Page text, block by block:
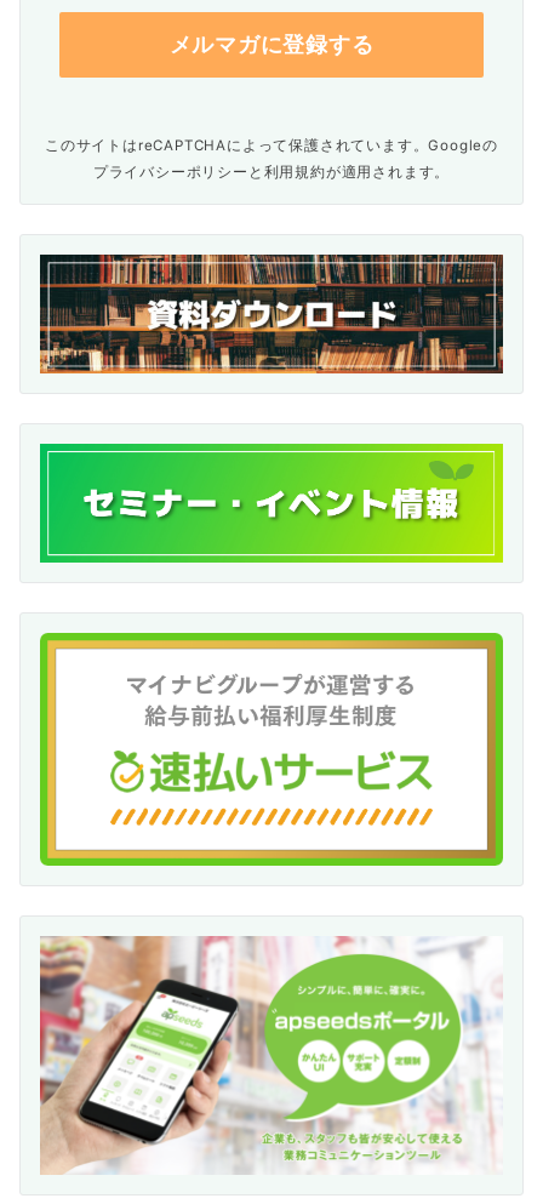
このサイトはreCAPTCHAによって保護されています。Googleの
プライバシーポリシー と 利用規約が適用されます。